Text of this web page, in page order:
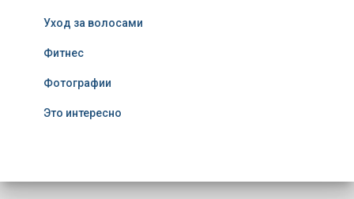
Уход за волосами
Фитнес
Фотографии
Это интересно